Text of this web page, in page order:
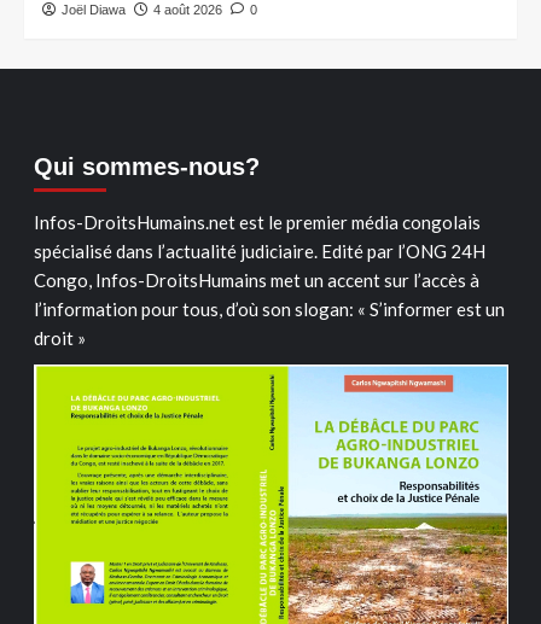
Joël Diawa 4 août 2026 0
Qui sommes-nous?
Infos-DroitsHumains.net est le premier média congolais
spécialisé dans l’actualité judiciaire. Edité par l’ONG 24H
Congo, Infos-DroitsHumains met un accent sur l’accès à
l’information pour tous, d’où son slogan: « S’informer est un
droit »